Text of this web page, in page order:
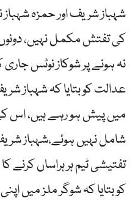
شہباز شریف اور حمزہ
کی تفتش مکمل نہیں،
نہ ہونے پر شوکاز نوٹس
عدالت کو بتایا کہ شہباز
میں پیش ہو رہے ہیں، اس
شامل نہیں ہوئے،شہباز
تفتیشی ٹیم ہر ہراساں کرنے
کو بتایا کہ شوگر ملز میں